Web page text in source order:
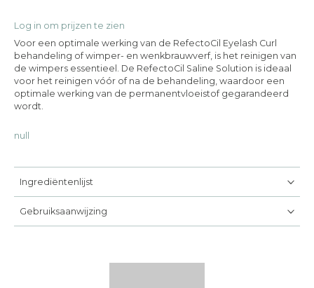
Log in om prijzen te zien
Voor een optimale werking van de RefectoCil Eyelash Curl
behandeling of wimper- en wenkbrauwverf, is het reinigen van
de wimpers essentieel. De RefectoCil Saline Solution is ideaal
voor het reinigen vóór of na de behandeling, waardoor een
optimale werking van de permanentvloeistof gegarandeerd
wordt.
null
Ingrediëntenlijst
Gebruiksaanwijzing